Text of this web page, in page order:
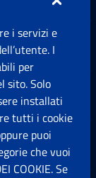
i servizi e
I
per
sito. Solo
installati
tutti i cookie
puoi
che vuoi
COOKIE. Se